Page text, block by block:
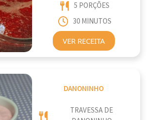
5 PORÇÕES
30 MINUTOS
VER RECEITA
DANONINHO
TRAVESSA DE